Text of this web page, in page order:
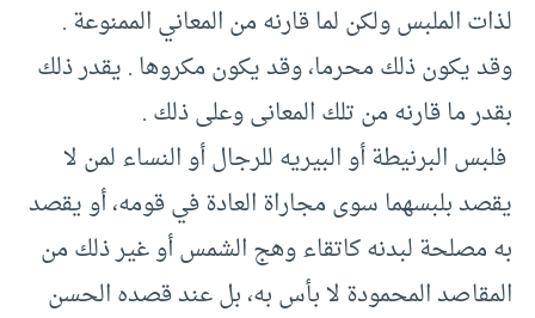
لذات الملبس ولكن لما قارنه من المعاني الممنوعة .‏
وقد يكون ذلك محرما، وقد يكون مكروها .‏ يقدر ذلك
بقدر ما قارنه من تلك المعانى وعلى ذلك .‏
‏‏ فلبس البرنيطة أو البيريه للرجال أو النساء لمن لا
يقصد بلبسهما سوى مجاراة العادة في قومه، أو يقصد
به مصلحة لبدنه كاتقاء وهج الشمس أو غير ذلك من
المقاصد المحمودة لا بأس به، بل عند قصده الحسن